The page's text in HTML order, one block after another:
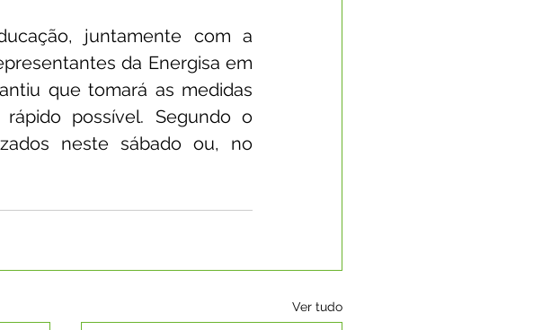
juntamente com a
da Energisa em
que tomará as medidas
possível. Segundo o
neste sábado ou, no
Ver tudo